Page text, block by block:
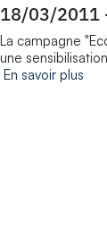
18/03/2011
La campagne
une
En savoir plus